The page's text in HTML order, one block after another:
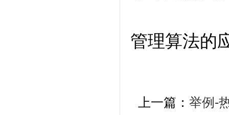
管理算法的
上一篇： 举例-